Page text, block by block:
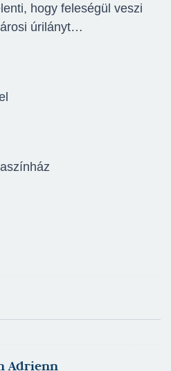
hogy feleségül veszi
úrilányt…
Adrienn